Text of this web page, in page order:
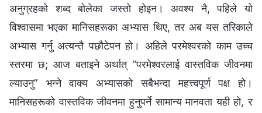
अनुग्रहको शब्‍द बोलेका जस्तो होइन। अवश्य नै, पहिले यो
विश्‍वासमा भएका मानिसहरूका अभ्यास थिए, तर अब यस तरिकाले
अभ्यास गर्नु अत्यन्तै पछौटेपन हो। अहिले परमेश्‍वरको काम उच्च
स्तरमा छ; आज बताइने अर्थात् “परमेश्‍वरलाई वास्तविक जीवनमा
ल्याउनु” भन्‍ने वाक्य अभ्यासको सबैभन्दा महत्त्वपूर्ण पक्ष हो।
मानिसहरूको वास्तविक जीवनमा हुनुपर्ने सामान्य मानवता यही हो, र